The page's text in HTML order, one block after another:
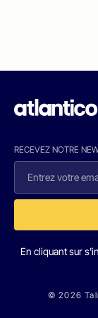
RECEVEZ NOTRE
En cliquant sur
© 2026